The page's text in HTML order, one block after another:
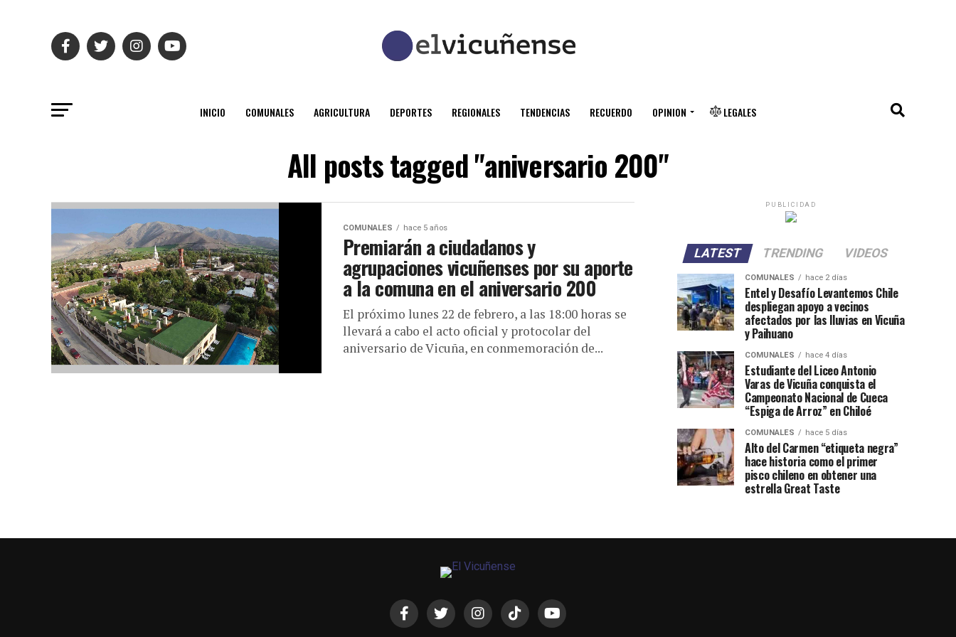
INICIO COMUNALES AGRICULTURA DEPORTES REGIONALES TENDENCIAS RECUERDO OPINION LEGALES
All posts tagged "aniversario 200"
COMUNALES hace 5 años
Premiarán a ciudadanos y
agrupaciones vicuñenses por su aporte
a la comuna en el aniversario 200
El próximo lunes 22 de febrero, a las 18:00 horas se
llevará a cabo el acto oficial y protocolar del
aniversario de Vicuña, en conmemoración de...
PUBLICIDAD
LATEST TRENDING VIDEOS
COMUNALES hace 2 días
Entel y Desafío Levantemos Chile
despliegan apoyo a vecinos
afectados por las lluvias en Vicuña
y Paihuano
COMUNALES hace 4 días
Estudiante del Liceo Antonio
Varas de Vicuña conquista el
Campeonato Nacional de Cueca
“Espiga de Arroz” en Chiloé
COMUNALES hace 5 días
Alto del Carmen “etiqueta negra”
hace historia como el primer
pisco chileno en obtener una
estrella Great Taste